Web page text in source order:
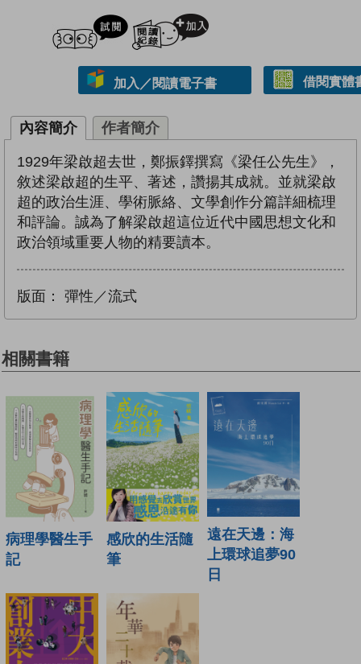
試閲
加入／閱讀電子書 借閱實體
內容簡介 作者簡介
1929年梁啟超去世，鄭振鐸撰寫《梁任公先生》，
敘述梁啟超的生平、著述，讚揚其成就。並就梁啟
超的政治生涯、學術脈絡、文學創作分篇詳細梳理
和評論。誠為了解梁啟超這位近代中國思想文化和
政治領域重要人物的精要讀本。
版面： 彈性／流式
相關書籍
病理學醫生手
記
感欣的生活隨
筆
遠在天邊：海
上環球追夢90
日